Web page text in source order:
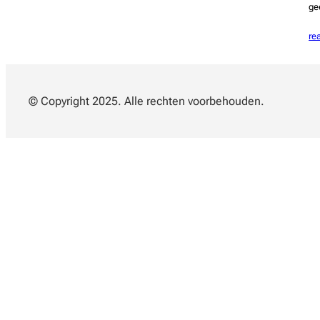
© Copyright 2025. Alle rechten voorbehouden.